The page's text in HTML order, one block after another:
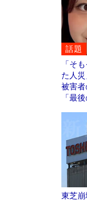
話題
「そ
た人
被害
「最
東芝